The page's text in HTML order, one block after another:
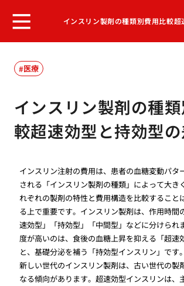
インスリン製剤の種類別費用比較
医療
インスリン製剤の種
較超速効型と持効型
インスリン注射の費用は、患者の血糖変動パタ
される「インスリン製剤の種類」によって大き
れぞれの製剤の特性と費用構造を比較すること
る上で重要です。インスリン製剤は、作用時間
速効型」「持効型」「中間型」などに分けられ
度が高いのは、食後の血糖上昇を抑える「超速
と、基礎分泌を補う「持効型インスリン」です
新しい世代のインスリン製剤は、古い世代の製
なる傾向があります。超速効型インスリンは、